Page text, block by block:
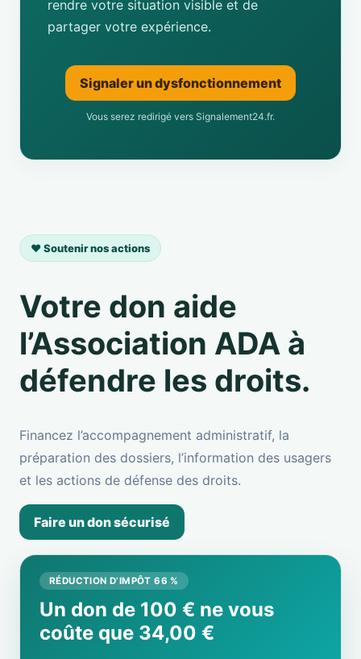
rendre votre situation visible et de
partager votre expérience.
Signaler un dysfonctionnement
Vous serez redirigé vers Signalement24.fr.
❤️ Soutenir nos actions
Votre don aide
l’Association ADA à
défendre les droits.
Financez l’accompagnement administratif, la
préparation des dossiers, l’information des usagers
et les actions de défense des droits.
Faire un don sécurisé
RÉDUCTION D’IMPÔT 66 %
Un don de 100 € ne vous
coûte que 34,00 €